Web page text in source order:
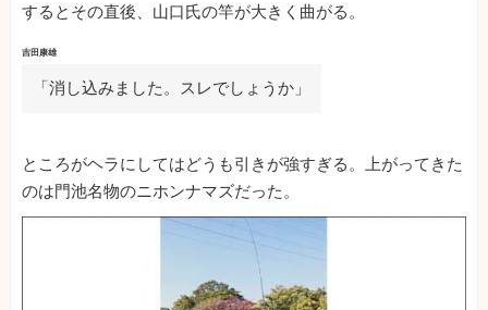
するとその直後、山口氏の竿が大きく曲がる。
吉田康雄
「消し込みました。スレでしょうか」
ところがヘラにしてはどうも引きが強すぎる。上がってきた
のは門池名物のニホンナマズだった。